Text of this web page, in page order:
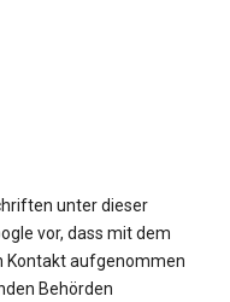
unter dieser
vor, dass mit dem
Kontakt aufgenommen
Behörden